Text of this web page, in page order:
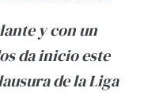
y con un
da inicio este
de la Liga